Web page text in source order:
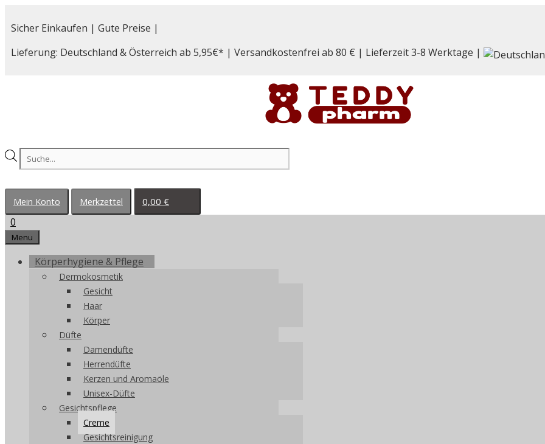
Inhalt
Sicher Einkaufen | Gute Preise |
Lieferung: Deutschland & Österreich ab 5,95€* | Versandkostenfrei ab 80 € | Lieferzeit 3-8 Werktage |
Products
search
Mein Konto Merkzettel 0,00 €
0
Menu
Körperhygiene & Pflege
Dermokosmetik
Gesicht
Haar
Körper
Düfte
Damendüfte
Herrendüfte
Kerzen und Aromaöle
Unisex-Düfte
Gesichtspflege
Creme
Gesichtsreinigung